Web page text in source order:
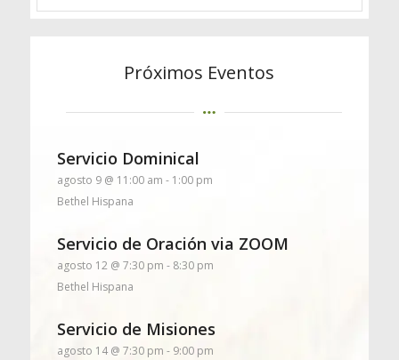
Próximos Eventos
Servicio Dominical
agosto 9 @ 11:00 am - 1:00 pm
Bethel Hispana
Servicio de Oración via ZOOM
agosto 12 @ 7:30 pm - 8:30 pm
Bethel Hispana
Servicio de Misiones
agosto 14 @ 7:30 pm - 9:00 pm